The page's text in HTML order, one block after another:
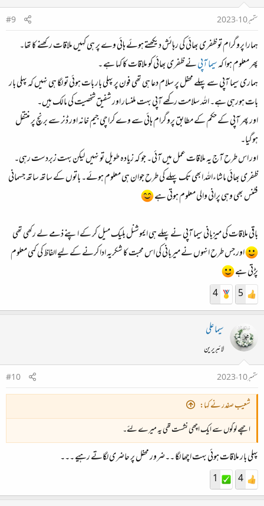
ستمبر 10، 2023
#9
ہمارا پروگرام تو ظفری بھائی کی رہائش دیکھتے ہوئے ہائی وے پر ہی کہیں ملاقات رکھنے کا تھا۔
پھر معلوم ہوا کہسیما آپینے ظفری بھائی کو ملاقات کا کہا ہے ۔
ہماری سیما آپی سے پہلے محفل پر سلام دعا ہی تھی فون پر پہلی بار بات ہوئی تو لگا ہی نہیں کہ پہلی بار
بات ہورہی ہے۔ اللہ سلامت رکھے آپی بہت ملنسار اور شفیق شخصیت کی مالک ہیں۔
اور پھر آپی کے حکم کے مطابق پروگرام ہائی سے وے کراچی جیم خانہ اور ڈنر سے برنچ پر منتقل
ہوگیا۔
اور اس طرح آج یہ ملاقات عمل میں آئی۔ جو کہ زیادہ طویل تو نہیں لیکن بہت زبردست رہی۔
ظفری بھائی ماشاءاللہ ابھی تک پہلے کی طرح جوان ہی معلوم ہوئے۔ باتوں کے ساتھ ساتھ جسمانی
فٹنس بھی وہی پرانی والی معلوم ہوتی ہے
باقی ملاقات کی میزبانی سیما آپی نے پہلے ہی ایموشنل بلیک میل کر کے اپنے ذمے لے رکھی تھی
اور جس طرح انہوں نے میربانی کی اس محبت کا شکریہ ادا کرنے کے لیے الفاظ کی کمی معلوم
پڑتی ہے
5
4
سیما علی
لائبریرین
ستمبر 10، 2023
#10
شعیب صفدر نے کہا:
اچھے لوگوں سے ایک اچھی نشست تھی یہ میرے لئے۔
پہلی بار ملاقات ہوئی بہت اچھا لگا ۔۔ضرور محفل پر حاضری لگاتے رہیے ۔۔۔
4
1